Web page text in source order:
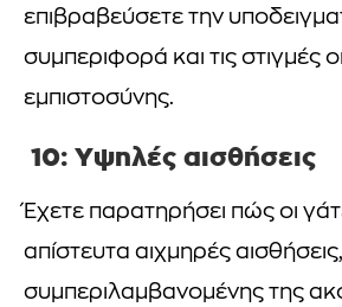
επιβραβεύσετε την
συμπεριφορά και τις στιγμές
εμπιστοσύνης.
10: Υψηλές αισθήσεις
Έχετε παρατηρήσει πώς οι
απίστευτα αιχμηρές αισθήσεις,
συμπεριλαμβανομένης της